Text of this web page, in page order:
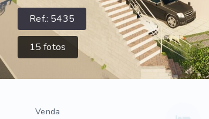
Ref.: 5435
15 fotos
Venda